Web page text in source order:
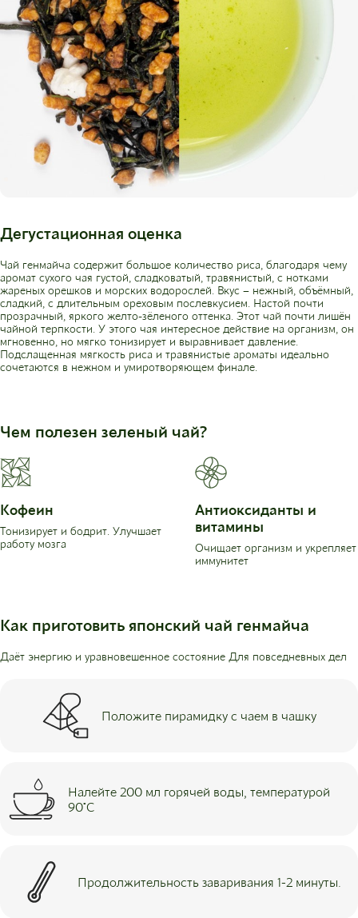
Дегустационная оценка
Чай генмайча содержит большое количество риса, благодаря чему
аромат сухого чая густой, сладковатый, травянистый, с нотками
жареных орешков и морских водорослей. Вкус – нежный, объёмный,
сладкий, с длительным ореховым послевкусием. Настой почти
прозрачный, яркого желто-зёленого оттенка. Этот чай почти лишён
чайной терпкости. У этого чая интересное действие на организм, он
мгновенно, но мягко тонизирует и выравнивает давление.
Подслащенная мягкость риса и травянистые ароматы идеально
сочетаются в нежном и умиротворяющем финале.
Чем полезен зеленый чай?
Кофеин
Тонизирует и бодрит. Улучшает
работу мозга
Антиоксиданты и
витамины
Очищает организм и укрепляет
иммунитет
Как приготовить японский чай генмайча
Даёт энергию и уравновешенное состояние Для повседневных дел
Положите пирамидку с чаем в чашку
Налейте 200 мл горячей воды, температурой
90°С
Продолжительность заваривания 1-2 минуты.